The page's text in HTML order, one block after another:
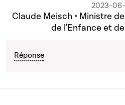
2023-
Claude Meisch • Ministre
de l'Enfance et
Réponse